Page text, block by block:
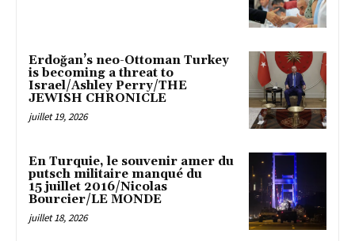
Erdoğan’s neo-Ottoman Turkey
is becoming a threat to
Israel/Ashley Perry/THE
JEWISH CHRONICLE
juillet 19, 2026
En Turquie, le souvenir amer du
putsch militaire manqué du
15 juillet 2016/Nicolas
Bourcier/LE MONDE
juillet 18, 2026